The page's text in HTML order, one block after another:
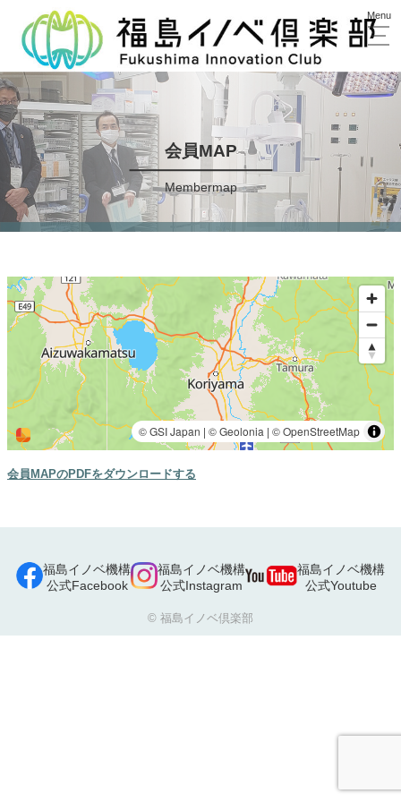
会員MAP
Membermap
会員MAPのPDFをダウンロードする
福島イノベ機構
公式Facebook
福島イノベ機構
公式Instagram
福島イノベ機構
公式Youtube
© 福島イノベ倶楽部